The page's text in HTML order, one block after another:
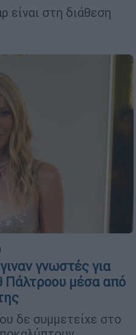
είναι στη διάθεση
γνωστές για
Πάλτροου μέσα από
δε συμμετείχε στο